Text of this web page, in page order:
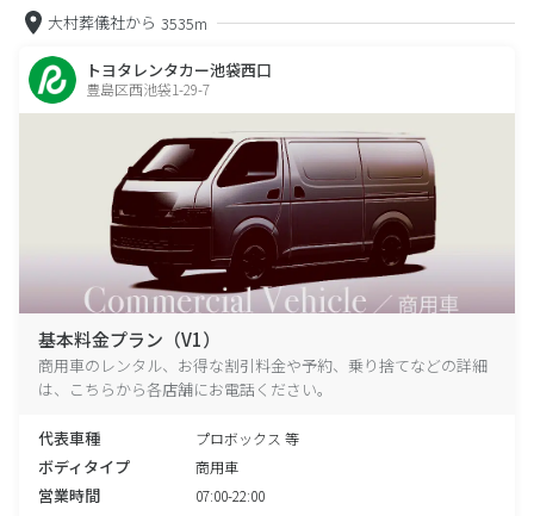
大村葬儀社から 3535m
トヨタレンタカー池袋西口
豊島区西池袋1-29-7
基本料金プラン（V1）
商用車のレンタル、お得な割引料金や予約、乗り捨てなどの詳細
は、こちらから各店舗にお電話ください。
代表車種 プロボックス 等
ボディタイプ 商用車
営業時間 07:00-22:00